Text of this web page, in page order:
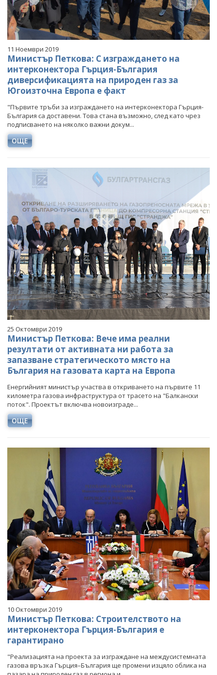
11 Ноември 2019
Министър Петкова: С изграждането на
интерконектора Гърция-България
диверсификацията на природен газ за
Югоизточна Европа е факт
"Първите тръби за изграждането на интерконектора Гърция-
България са доставени. Това стана възможно, след като чрез
подписването на няколко важни докум...
ОЩЕ
25 Октомври 2019
Министър Петкова: Вече има реални
резултати от активната ни работа за
запазване стратегическото място на
България на газовата карта на Европа
Енергийният министър участва в откриването на първите 11
километра газова инфраструктура от трасето на "Балкански
поток". Проектът включва новоизграде...
ОЩЕ
10 Октомври 2019
Министър Петкова: Строителството на
интерконектора Гърция-България е
гарантирано
"Реализацията на проекта за изграждане на междусистемната
газова връзка Гърция–България ще промени изцяло облика на